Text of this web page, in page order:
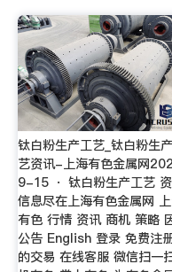
钛白粉生产工艺_钛白粉生
艺资讯-上海有色金属网
9-15 · 钛白粉生产工艺
信息尽在上海有色金属网
有色 行情 资讯 商机 策略
公告 English 登录 免费注
的交易 在线客服 微信扫一